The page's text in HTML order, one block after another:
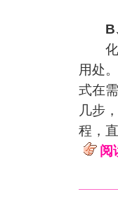
B
化妆
用处
式在
几步
程，
阅